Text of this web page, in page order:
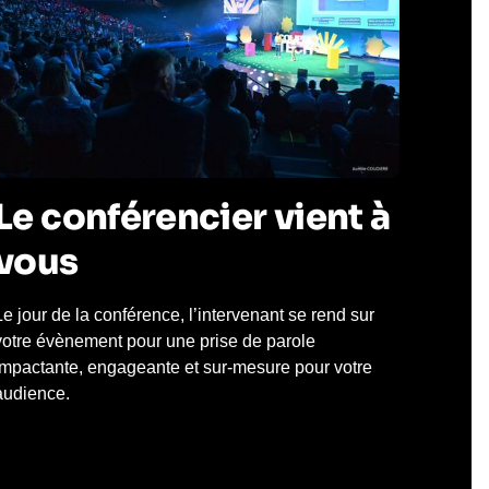
conférencier vient à
jour de la conférence, l’intervenant se rend sur
évènement pour une prise de parole
engageante et sur-mesure pour votre